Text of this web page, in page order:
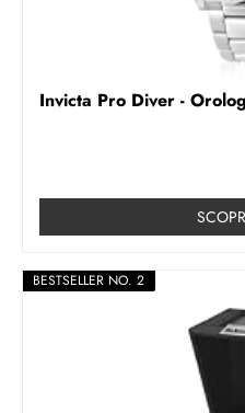
Invicta Pro Diver -
BESTSELLER NO. 2